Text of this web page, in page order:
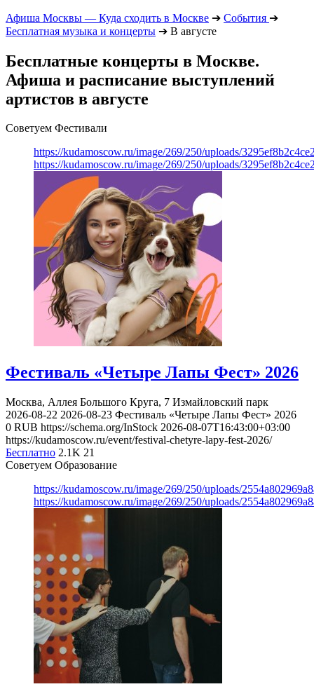
Афиша Москвы — Куда сходить в Москве ➔ События ➔
Бесплатная музыка и концерты ➔ В августе
Бесплатные концерты в Москве.
Афиша и расписание выступлений
артистов в августе
Советуем Фестивали
https://kudamoscow.ru/image/269/250/uploads/
https://kudamoscow.ru/image/269/250/uploads/
Фестиваль «Четыре Лапы Фест» 2026
Москва, Аллея Большого Круга, 7 Измайловский парк
2026-08-22 2026-08-23 Фестиваль «Четыре Лапы Фест» 2026
0 RUB https://schema.org/InStock 2026-08-07T16:43:00+03:00
https://kudamoscow.ru/event/festival-chetyre-lapy-fest-2026/
Бесплатно 2.1K 21
Советуем Образование
https://kudamoscow.ru/image/269/250/uploads/
https://kudamoscow.ru/image/269/250/uploads/